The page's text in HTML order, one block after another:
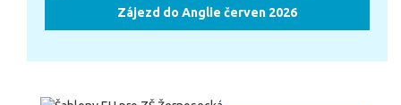
Zájezd do Anglie červen 2026